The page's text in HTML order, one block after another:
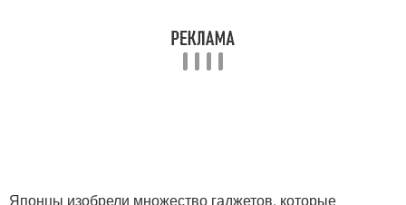
Японцы изобрели множество гаджетов, которые